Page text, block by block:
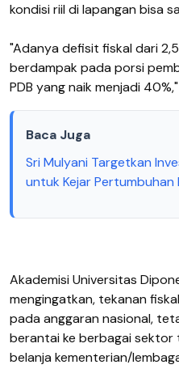
kondisi riil di lapangan bisa
"Adanya defisit fiskal dari
berdampak pada porsi
PDB yang naik menjadi
Baca Juga
Sri Mulyani Targetkan
untuk Kejar Pertumbuhan
Akademisi Universitas
mengingatkan, tekanan
pada anggaran nasional,
berantai ke berbagai sektor
belanja kementerian/